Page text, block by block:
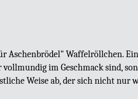
Aschenbrödel" Waffelröllchen.
im Geschmack sind,
Weise ab, der sich nicht nur